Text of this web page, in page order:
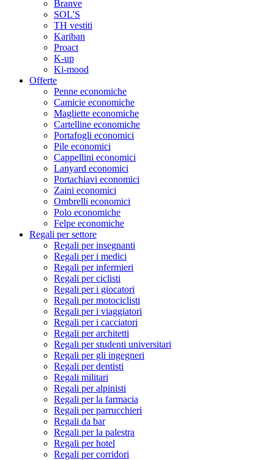
Branve
SOL'S
TH vestiti
Kariban
Proact
K-up
Ki-mood
Offerte
Penne economiche
Camicie economiche
Magliette economiche
Cartelline economiche
Portafogli economici
Pile economici
Cappellini economici
Lanyard economici
Portachiavi economici
Zaini economici
Ombrelli economici
Polo economiche
Felpe economiche
Regali per settore
Regali per insegnanti
Regali per i medici
Regali per infermieri
Regali per ciclisti
Regali per i giocatori
Regali per motociclisti
Regali per i viaggiatori
Regali per i cacciatori
Regali per architetti
Regali per studenti universitari
Regali per gli ingegneri
Regali per dentisti
Regali militari
Regali per alpinisti
Regali per la farmacia
Regali per parrucchieri
Regali da bar
Regali per la palestra
Regali per hotel
Regali per corridori